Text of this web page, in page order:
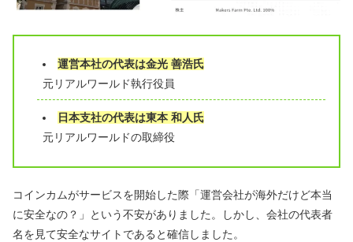
運営本社の代表は金光 善浩氏
元リアルワールド執行役員
日本支社の代表は東本 和人氏
元リアルワールドの取締役
コインカムがサービスを開始した際「運営会社が海外だけど本当
に安全なの？」という不安がありました。しかし、会社の代表者
名を見て安全なサイトであると確信しました。